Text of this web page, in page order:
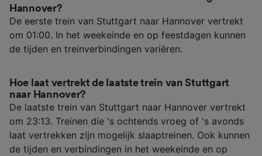
Hannover?
De eerste trein van Stuttgart naar Hannover vertrekt
om 01:00. In het weekeinde en op feestdagen kunnen
de tijden en treinverbindingen variëren.
Hoe laat vertrekt de laatste trein van Stuttgart
naar Hannover?
De laatste trein van Stuttgart naar Hannover vertrekt
om 23:13. Treinen die 's ochtends vroeg of 's avonds
laat vertrekken zijn mogelijk slaaptreinen. Ook kunnen
de tijden en verbindingen in het weekeinde en op